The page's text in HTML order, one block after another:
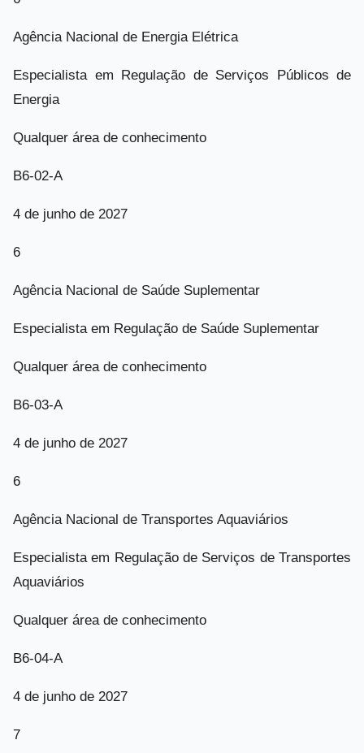
Agência Nacional de Energia Elétrica
Especialista em Regulação de Serviços Públicos de
Energia
Qualquer área de conhecimento
B6-02-A
4 de junho de 2027
6
Agência Nacional de Saúde Suplementar
Especialista em Regulação de Saúde Suplementar
Qualquer área de conhecimento
B6-03-A
4 de junho de 2027
6
Agência Nacional de Transportes Aquaviários
Especialista em Regulação de Serviços de Transportes
Aquaviários
Qualquer área de conhecimento
B6-04-A
4 de junho de 2027
7